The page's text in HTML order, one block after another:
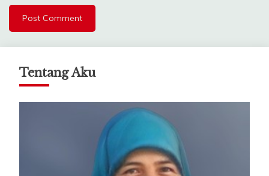
Tentang Aku